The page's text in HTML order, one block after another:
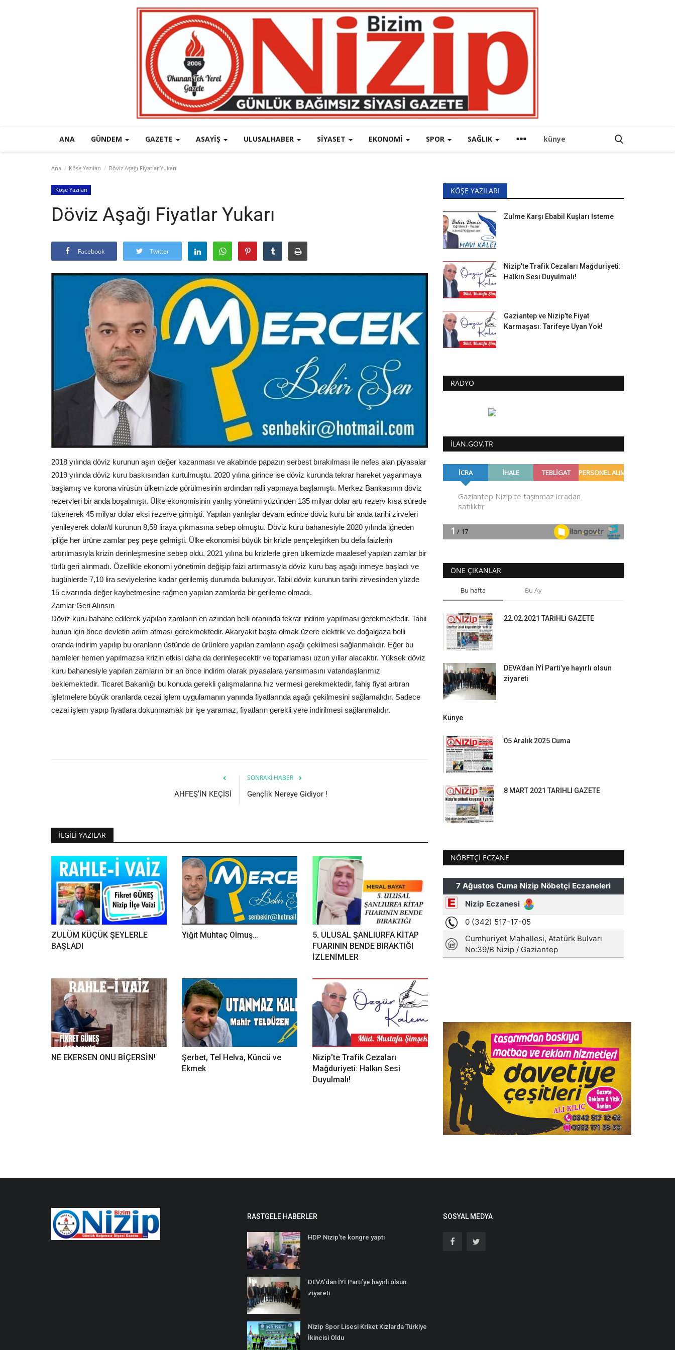
ANA GÜNDEM GAZETE ASAYIŞ ULUSALHABER SIYASET EKONOMI SPOR SAĞLIK künye
Ana Köşe Yazıları Döviz Aşağı Fiyatlar Yukarı
Köşe Yazıları
Döviz Aşağı Fiyatlar Yukarı
Facebook Twitter
2018 yılında döviz kurunun aşırı değer kazanması ve akabinde papazın serbest bırakılması ile nefes alan piyasalar
2019 yılında döviz kuru baskısından kurtulmuştu. 2020 yılına girince ise döviz kurunda tekrar hareket yaşanmaya
başlamış ve korona virüsün ülkemizde görülmesinin ardından ralli yapmaya başlamıştı. Merkez Bankasının döviz
rezervleri bir anda boşalmıştı. Ülke ekonomisinin yanlış yönetimi yüzünden 135 milyar dolar artı rezerv kısa sürede
tükenerek 45 milyar dolar eksi rezerve girmişti. Yapılan yanlışlar devam edince döviz kuru bir anda tarihi zirveleri
yenileyerek dolar/tl kurunun 8,58 liraya çıkmasına sebep olmuştu. Döviz kuru bahanesiyle 2020 yılında iğneden
ipliğe her ürüne zamlar peş peşe gelmişti. Ülke ekonomisi büyük bir krizle pençeleşirken bu defa faizlerin
artırılmasıyla krizin derinleşmesine sebep oldu. 2021 yılına bu krizlerle giren ülkemizde maalesef yapılan zamlar bir
türlü geri alınmadı. Özellikle ekonomi yönetimin değişip faizi artırmasıyla döviz kuru baş aşağı inmeye başladı ve
bugünlerde 7,10 lira seviyelerine kadar gerilemiş durumda bulunuyor. Tabii döviz kurunun tarihi zirvesinden yüzde
15 civarında değer kaybetmesine rağmen yapılan zamlarda bir gerileme olmadı.
Zamlar Geri Alınsın
Döviz kuru bahane edilerek yapılan zamların en azından belli oranında tekrar indirim yapılması gerekmektedir. Tabii
bunun için önce devletin adım atması gerekmektedir. Akaryakıt başta olmak üzere elektrik ve doğalgaza belli
oranda indirim yapılıp bu oranların üstünde de ürünlere yapılan zamların aşağı çekilmesi sağlanmalıdır. Eğer bu
hamleler hemen yapılmazsa krizin etkisi daha da derinleşecektir ve toparlaması uzun yıllar alacaktır. Yüksek döviz
kuru bahanesiyle yapılan zamların bir an önce indirim olarak piyasalara yansımasını vatandaşlarımız
beklemektedir. Ticaret Bakanlığı bu konuda gerekli çalışmalarına hız vermesi gerekmektedir, fahiş fiyat artıran
işletmelere büyük oranlarda cezai işlem uygulamanın yanında fiyatlarında aşağı çekilmesini sağlamalıdır. Sadece
cezai işlem yapıp fiyatlara dokunmamak bir işe yaramaz, fiyatların gerekli yere indirilmesi sağlanmalıdır.
AHFEŞ’İN KEÇİSİ
SONRAKI HABER
Gençlik Nereye Gidiyor !
İLGILI YAZILAR
ZULÜM KÜÇÜK ŞEYLERLE
BAŞLADI
Yiğit Muhtaç Olmuş…
5. ULUSAL ŞANLIURFA KİTAP
FUARININ BENDE BIRAKTIĞI
İZLENİMLER
NE EKERSEN ONU BİÇERSİN!
Şerbet, Tel Helva, Küncü ve
Ekmek
Nizip'te Trafik Cezaları
Mağduriyeti: Halkın Sesi
Duyulmalı!
KÖŞE YAZILARI
Zulme Karşı Ebabil Kuşları İsteme
Nizip'te Trafik Cezaları Mağduriyeti:
Halkın Sesi Duyulmalı!
Gaziantep ve Nizip’te Fiyat
Karmaşası: Tarifeye Uyan Yok!
RADYO
ILAN.GOV.TR
ÖNE ÇIKANLAR
Bu hafta Bu Ay
22.02.2021 TARİHLİ GAZETE
DEVA’dan İYİ Parti’ye hayırlı olsun
ziyareti
Künye
05 Aralık 2025 Cuma
8 MART 2021 TARİHLİ GAZETE
NÖBETÇI ECZANE
RASTGELE HABERLER
HDP Nizip’te kongre yaptı
DEVA’dan İYİ Parti’ye hayırlı olsun
ziyareti
Nizip Spor Lisesi Kriket Kızlarda Türkiye
İkincisi Oldu
SOSYAL MEDYA